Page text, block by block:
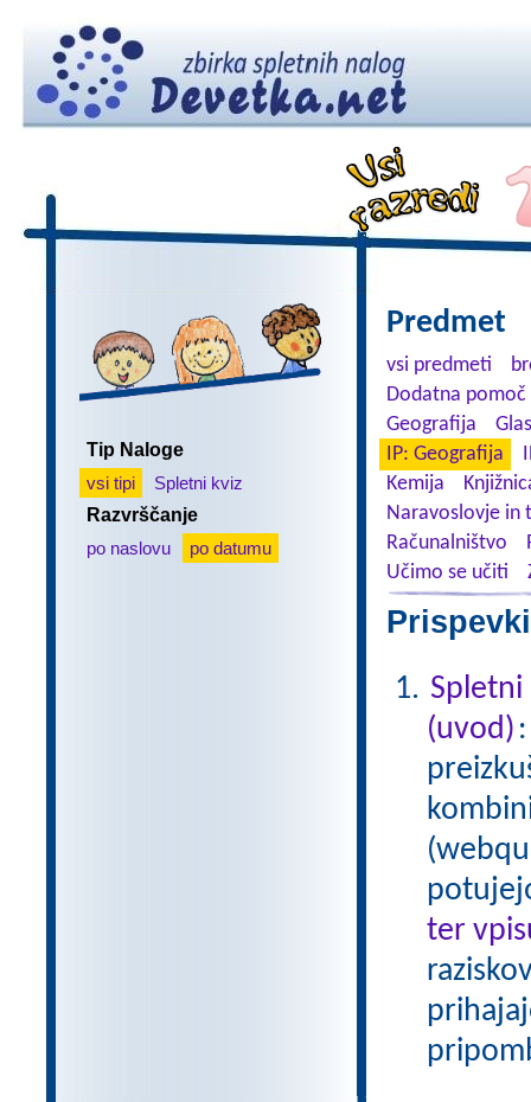
Tip Naloge
vsi tipi
Spletni kviz
Razvrščanje
po naslovu
po datumu
Predmet
vsi predmeti
Dodatna
Geografija
IP: Geografija
Kemija
Naravoslovje in
Računalništvo
Učimo se učiti
(uvod)
ter